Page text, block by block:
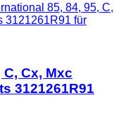
85, 84, 95, C,
3121261R91 für
Cx, Mxc
3121261R91